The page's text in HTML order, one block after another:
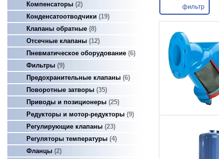
Компенсаторы 2
Конденсатоотводчики
19
Клапаны обратные 8
Отсечные клапаны 12
Пневматическое оборудование 6
Фильтры 9
Предохранительные клапаны 6
Поворотные затворы 35
Приводы и позиционеры 25
Редукторы и мотор-редукторы 9
Регулирующие клапаны 23
Регуляторы температуры 4
Фланцы 2
фильтр